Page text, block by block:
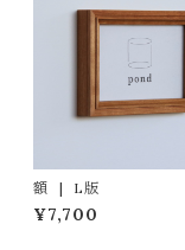
額 | L版
¥7,700